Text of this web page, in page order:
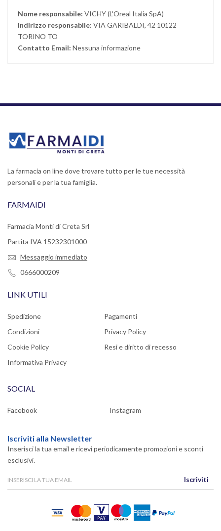
Nome responsabile: VICHY (L'Oreal Italia SpA)
Indirizzo responsabile: VIA GARIBALDI, 42 10122
TORINO TO
Contatto Email: Nessuna informazione
La farmacia on line dove trovare tutto per le tue necessità
personali e per la tua famiglia.
FARMAIDI
Farmacia Monti di Creta Srl
Partita IVA 15232301000
Messaggio immediato
0666000209
LINK UTILI
Spedizione
Pagamenti
Condizioni
Privacy Policy
Cookie Policy
Resi e diritto di recesso
Informativa Privacy
SOCIAL
Facebook Instagram
Iscriviti alla Newsletter
Inserisci la tua email e ricevi periodicamente promozioni e sconti
esclusivi.
Iscriviti